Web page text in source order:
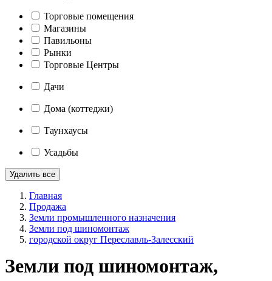
Торговые помещения
Магазины
Павильоны
Рынки
Торговые Центры
Дачи
Дома (коттеджи)
Таунхаусы
Усадьбы
Удалить все
Главная
Продажа
Земли промышленного назначения
Земли под шиномонтаж
городской округ Переславль-Залесский
Земли под шиномонтаж,